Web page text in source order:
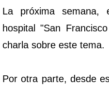
La próxima semana,
hospital "San
charla sobre este tema.
Por otra parte, desde